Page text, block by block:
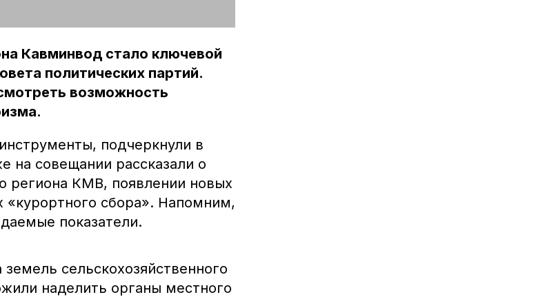
Кавминвод стало ключевой
политических партий.
возможность
подчеркнули в
на совещании рассказали о
региона КМВ, появлении новых
«курортного сбора». Напомним,
показатели.
сельскохозяйственного
наделить органы местного